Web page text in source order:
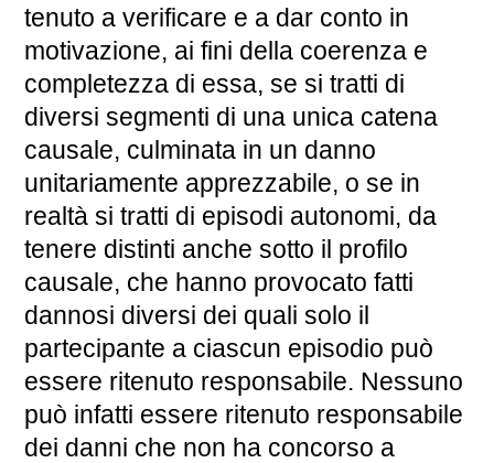
tenuto a verificare e a dar conto in
motivazione, ai fini della coerenza e
completezza di essa, se si tratti di
diversi segmenti di una unica catena
causale, culminata in un danno
unitariamente apprezzabile, o se in
realtà si tratti di episodi autonomi, da
tenere distinti anche sotto il profilo
causale, che hanno provocato fatti
dannosi diversi dei quali solo il
partecipante a ciascun episodio può
essere ritenuto responsabile. Nessuno
può infatti essere ritenuto responsabile
dei danni che non ha concorso a